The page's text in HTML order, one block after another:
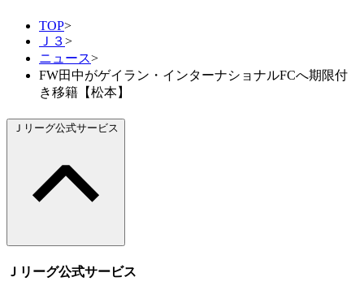
TOP>
Ｊ３>
ニュース>
FW田中がゲイラン・インターナショナルFCへ期限付
き移籍【松本】
Ｊリーグ公式サービス
Ｊリーグ公式サービス